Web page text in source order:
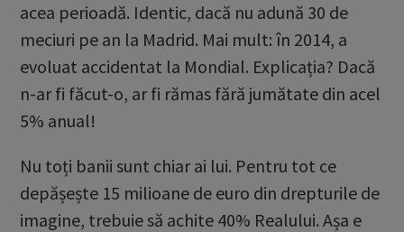
acea perioadă. Identic, dacă nu adună 30 de
meciuri pe an la Madrid. Mai mult: în 2014, a
evoluat accidentat la Mondial. Explicația? Dacă
n-ar fi făcut-o, ar fi rămas fără jumătate din acel
5% anual!
Nu toți banii sunt chiar ai lui. Pentru tot ce
depășește 15 milioane de euro din drepturile de
imagine, trebuie să achite 40% Realului. Așa e